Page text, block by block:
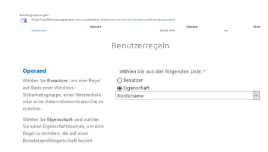
Benutzerregeln